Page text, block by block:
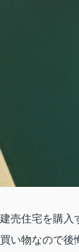
売住宅を購入
い物なので